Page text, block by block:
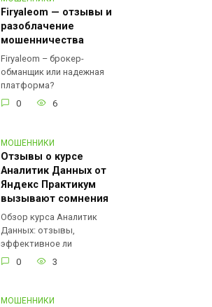
Firyaleom — отзывы и
разоблачение
мошенничества
Firyaleom – брокер-
обманщик или надежная
платформа?
0
6
МОШЕННИКИ
Отзывы о курсе
Аналитик Данных от
Яндекс Практикум
вызывают сомнения
Обзор курса Аналитик
Данных: отзывы,
эффективное ли
0
3
МОШЕННИКИ